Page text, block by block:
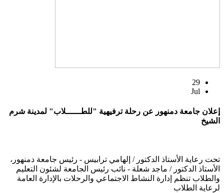
29
Jul
إعلان جامعة دمنهور عن رحلة ترفيهية "للطــــــلاب" لمدينة شرم
الشيخ
تحت رعاية الأستاذ الدكتور / إلهامي ترابيس - رئيس جامعة دمنهور،
الأستاذ الدكتور / ماجد شعلة - نائب رئيس الجامعة لشئون التعليم
والطلاب تنظم إدارة النشاط الاجتماعي والرحلات بالإدارة العامة
لرعاية الطلاب